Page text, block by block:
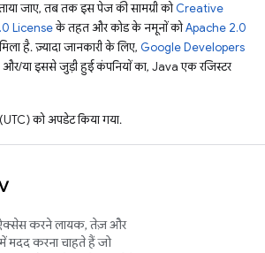
जाए, तब तक इस पेज की सामग्री कोCreative
Licenseके तहत और कोड के नमूनों कोApache 2.0
है. ज़्यादा जानकारी के लिए, Google Developers
या इससे जुड़ी हुई कंपनियों का, Java एक रजिस्टर
को अपडेट किया गया.
करने लायक, तेज़ और
मदद करना चाहते हैं जो